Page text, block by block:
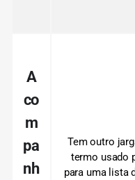
A
co
m
pa
nh
Tem outro
termo usado
para uma lista